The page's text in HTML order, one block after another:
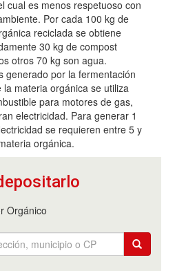
cual es menos respetuoso con
Por cada 100 kg de
reciclada se obtiene
30 kg de compost
otros 70 kg son agua.
generado por la fermentación
la materia orgánica se utiliza
para motores de gas,
electricidad. Para generar 1
se requieren entre 5 y
orgánica.
Orgánico